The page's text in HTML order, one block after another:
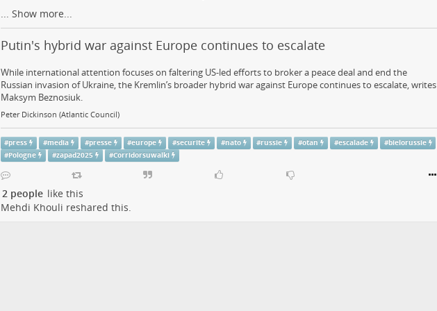
... Show more...
Putin's hybrid war against Europe continues to escalate
While international attention focuses on faltering US-led efforts to broker a peace deal and end the
Russian invasion of Ukraine, the Kremlin’s broader hybrid war against Europe continues to escalate, writes
Maksym Beznosiuk.
Peter Dickinson (Atlantic Council)
#press #media #presse #europe #securite #nato #russie #otan #escalade #bielorussie
#Pologne #zapad2025 #Corridorsuwalki
2 people like this
Mehdi Khouli reshared this.